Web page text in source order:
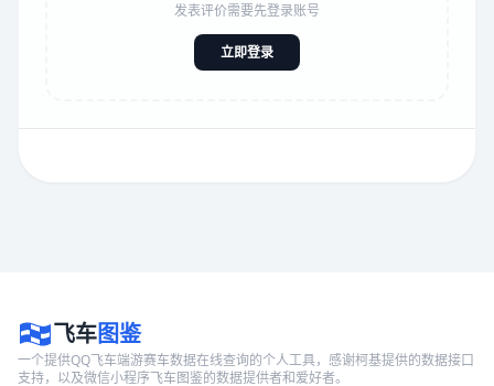
发表评价需要先登录账号
立即登录
飞车图鉴
一个提供QQ飞车端游赛车数据在线查询的个人工具，感谢柯基提供的数据接口
支持，以及微信小程序飞车图鉴的数据提供者和爱好者。